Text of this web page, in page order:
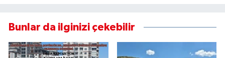
Bunlar da ilginizi çekebilir